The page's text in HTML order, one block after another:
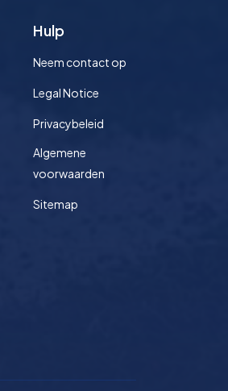
Hulp
Neem contact op
Legal Notice
Privacybeleid
Algemene
voorwaarden
Sitemap